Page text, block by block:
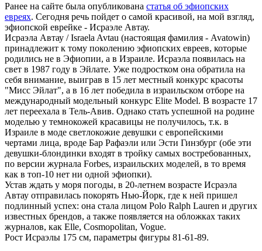
Ранее на сайте была опубликована статья об эфиопских
евреях. Сегодня речь пойдет о самой красивой, на мой взгляд,
эфиопской еврейке - Исраэле Автау.
Исраэла Автау / Israela Avtau (настоящая фамилия - Avatowin)
принадлежит к тому поколению эфиопских евреев, которые
родились не в Эфиопии, а в Израиле. Исраэла появилась на
свет в 1987 году в Эйлате. Уже подростком она обратила на
себя внимание, выиграв в 15 лет местный конкурс красоты
"Мисс Эйлат", а в 16 лет победила в израильском отборе на
международный модельный конкурс Elite Model. В возрасте 17
лет переехала в Тель-Авив. Однако стать успешной на родине
моделью у темнокожей красавицы не получилось, т.к. в
Израиле в моде светлокожие девушки с европейскими
чертами лица, вроде Бар Рафаэли или Эсти Гинзбург (обе эти
девушки-блондинки входят в тройку самых востребованных,
по версии журнала Forbes, израильских моделей, в то время
как в топ-10 нет ни одной эфиопки).
Устав ждать у моря погоды, в 20-летнем возрасте Исраэла
Автау отправилась покорять Нью-Йорк, где к ней пришел
подлинный успех: она стала лицом Polo Ralph Lauren и других
известных брендов, а также появляется на обложках таких
журналов, как Elle, Cosmopolitan, Vogue.
Рост Исраэлы 175 см, параметры фигуры 81-61-89.